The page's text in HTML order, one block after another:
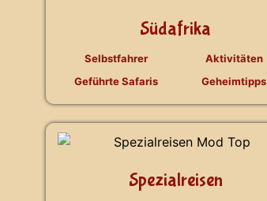
Südafrika
Selbstfahrer
Geführte Safaris
Aktivitäten
Geheimtipps
Spezialreisen